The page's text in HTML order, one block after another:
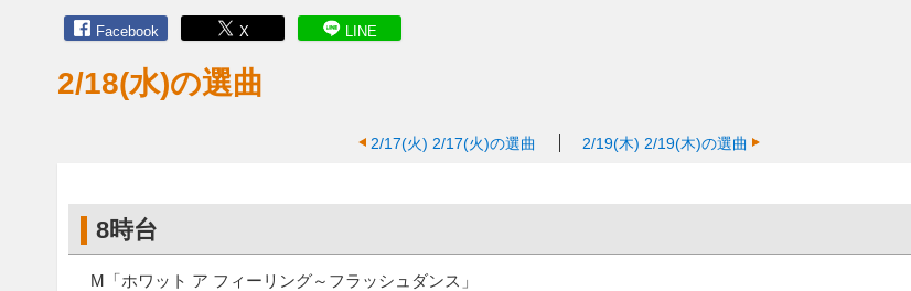
Facebook X LINE
2/18(水)の選曲
2/17(火) 2/17(火)の選曲 2/19(木) 2/19(木)の選曲
8時台
M「ホワット ア フィーリング～フラッシュダンス」